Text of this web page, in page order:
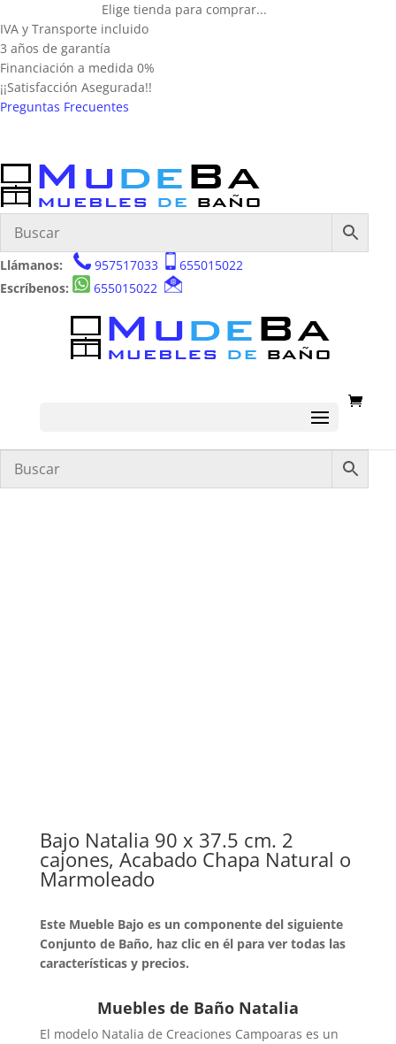
Elige tienda para comprar...
IVA y Transporte incluido
3 años de garantía
Financiación a medida 0%
¡¡Satisfacción Asegurada!!
Preguntas Frecuentes
Llámanos: 957517033
655015022
Escríbenos:
655015022
Bajo Natalia 90 x 37.5 cm. 2
cajones, Acabado Chapa Natural o
Marmoleado
Este Mueble Bajo es un componente del siguiente
Conjunto de Baño, haz clic en él para ver todas las
características y precios.
Muebles de Baño Natalia
El modelo Natalia de Creaciones Campoaras es un